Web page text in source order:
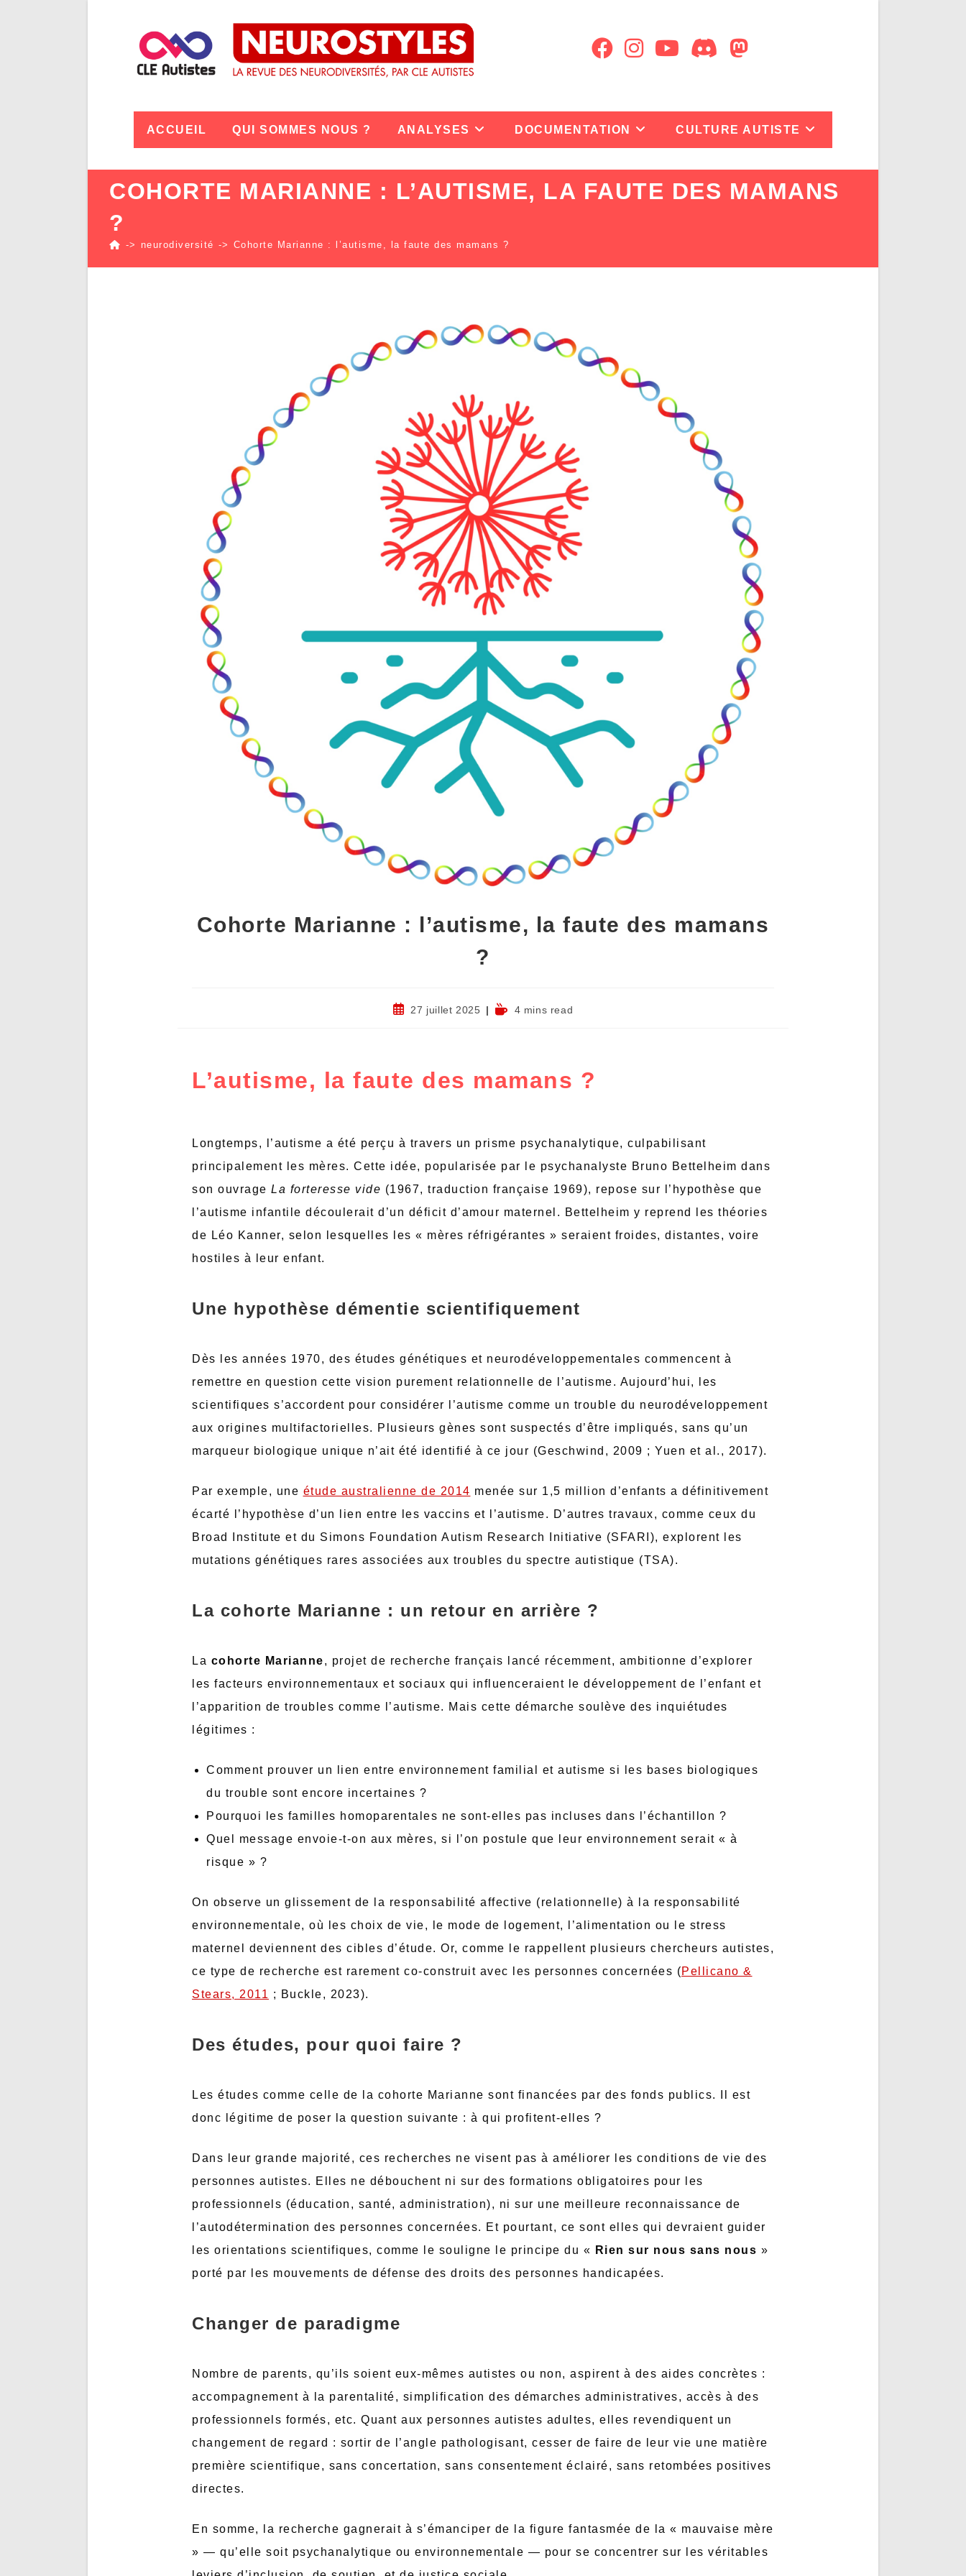
ACCUEIL QUI SOMMES NOUS ? ANALYSES DOCUMENTATION CULTURE AUTISTE
COHORTE MARIANNE : L’AUTISME, LA FAUTE DES MAMANS
?
-> neurodiversité -> Cohorte Marianne : l’autisme, la faute des mamans ?
Cohorte Marianne : l’autisme, la faute des mamans
?
27 juillet 2025 4 mins read
L’autisme, la faute des mamans ?
Longtemps, l’autisme a été perçu à travers un prisme psychanalytique, culpabilisant
principalement les mères. Cette idée, popularisée par le psychanalyste Bruno Bettelheim dans
son ouvrage La forteresse vide (1967, traduction française 1969), repose sur l’hypothèse que
l’autisme infantile découlerait d’un déficit d’amour maternel. Bettelheim y reprend les théories
de Léo Kanner, selon lesquelles les « mères réfrigérantes » seraient froides, distantes, voire
hostiles à leur enfant.
Une hypothèse démentie scientifiquement
Dès les années 1970, des études génétiques et neurodéveloppementales commencent à
remettre en question cette vision purement relationnelle de l’autisme. Aujourd’hui, les
scientifiques s’accordent pour considérer l’autisme comme un trouble du neurodéveloppement
aux origines multifactorielles. Plusieurs gènes sont suspectés d’être impliqués, sans qu’un
marqueur biologique unique n’ait été identifié à ce jour (Geschwind, 2009 ; Yuen et al., 2017).
Par exemple, une étude australienne de 2014 menée sur 1,5 million d’enfants a définitivement
écarté l’hypothèse d’un lien entre les vaccins et l’autisme. D’autres travaux, comme ceux du
Broad Institute et du Simons Foundation Autism Research Initiative (SFARI), explorent les
mutations génétiques rares associées aux troubles du spectre autistique (TSA).
La cohorte Marianne : un retour en arrière ?
La cohorte Marianne, projet de recherche français lancé récemment, ambitionne d’explorer
les facteurs environnementaux et sociaux qui influenceraient le développement de l’enfant et
l’apparition de troubles comme l’autisme. Mais cette démarche soulève des inquiétudes
légitimes :
Comment prouver un lien entre environnement familial et autisme si les bases biologiques
du trouble sont encore incertaines ?
Pourquoi les familles homoparentales ne sont-elles pas incluses dans l’échantillon ?
Quel message envoie-t-on aux mères, si l’on postule que leur environnement serait « à
risque » ?
On observe un glissement de la responsabilité affective (relationnelle) à la responsabilité
environnementale, où les choix de vie, le mode de logement, l’alimentation ou le stress
maternel deviennent des cibles d’étude. Or, comme le rappellent plusieurs chercheurs autistes,
ce type de recherche est rarement co-construit avec les personnes concernées (Pellicano &
Stears, 2011 ; Buckle, 2023).
Des études, pour quoi faire ?
Les études comme celle de la cohorte Marianne sont financées par des fonds publics. Il est
donc légitime de poser la question suivante : à qui profitent-elles ?
Dans leur grande majorité, ces recherches ne visent pas à améliorer les conditions de vie des
personnes autistes. Elles ne débouchent ni sur des formations obligatoires pour les
professionnels (éducation, santé, administration), ni sur une meilleure reconnaissance de
l’autodétermination des personnes concernées. Et pourtant, ce sont elles qui devraient guider
les orientations scientifiques, comme le souligne le principe du « Rien sur nous sans nous »
porté par les mouvements de défense des droits des personnes handicapées.
Changer de paradigme
Nombre de parents, qu’ils soient eux-mêmes autistes ou non, aspirent à des aides concrètes :
accompagnement à la parentalité, simplification des démarches administratives, accès à des
professionnels formés, etc. Quant aux personnes autistes adultes, elles revendiquent un
changement de regard : sortir de l’angle pathologisant, cesser de faire de leur vie une matière
première scientifique, sans concertation, sans consentement éclairé, sans retombées positives
directes.
En somme, la recherche gagnerait à s’émanciper de la figure fantasmée de la « mauvaise mère
» — qu’elle soit psychanalytique ou environnementale — pour se concentrer sur les véritables